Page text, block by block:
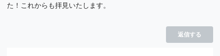
た！これからも拝見いたします。
返信する